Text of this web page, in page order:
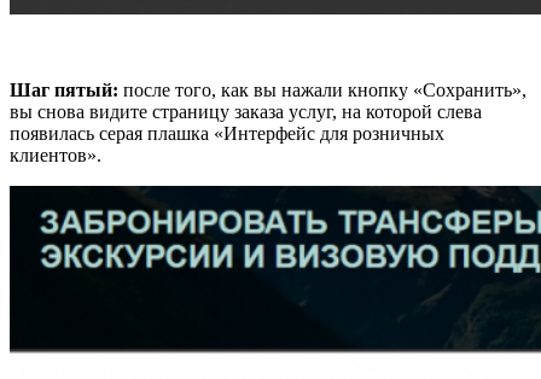
Шаг пятый: после того, как вы нажали кнопку «Сохранить»,
вы снова видите страницу заказа услуг, на которой слева
появилась серая плашка «Интерфейс для розничных
клиентов».